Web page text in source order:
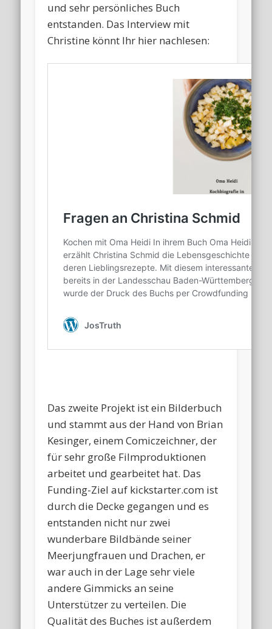
und sehr persönliches Buch
entstanden. Das Interview mit
Christine könnt Ihr hier nachlesen:
Das zweite Projekt ist ein Bilderbuch
und stammt aus der Hand von Brian
Kesinger, einem Comiczeichner, der
für sehr große Filmproduktionen
arbeitet und gearbeitet hat. Das
Funding-Ziel auf kickstarter.com ist
durch die Decke gegangen und es
entstanden nicht nur zwei
wunderbare Bildbände seiner
Meerjungfrauen und Drachen, er
war auch in der Lage sehr viele
andere Gimmicks an seine
Unterstützer zu verteilen. Die
Qualität des Buches ist außerdem